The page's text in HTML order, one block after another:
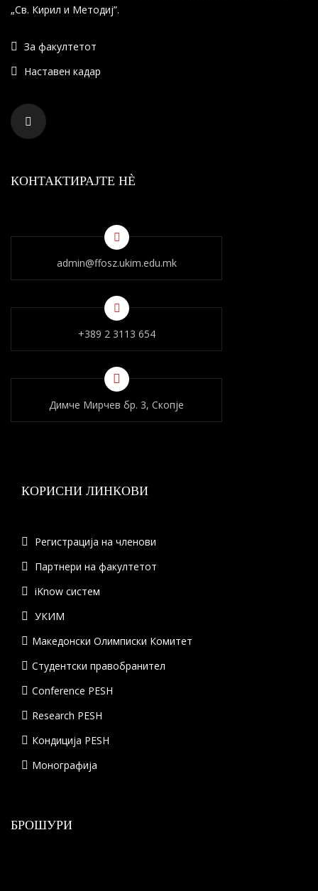
„Св. Кирил и Методиј”.
За факултетот
Наставен кадар
КОНТАКТИРАЈТЕ НÈ
admin@ffosz.ukim.edu.mk
+389 2 3113 654
Димче Мирчев бр. 3, Скопје
КОРИСНИ ЛИНКОВИ
Регистрација на членови
Партнери на факултетот
iKnow систем
УКИМ
Македонски Олимписки Комитет
Студентски правобранител
Conference PESH
Research PESH
Кондиција PESH
Монографија
БРОШУРИ